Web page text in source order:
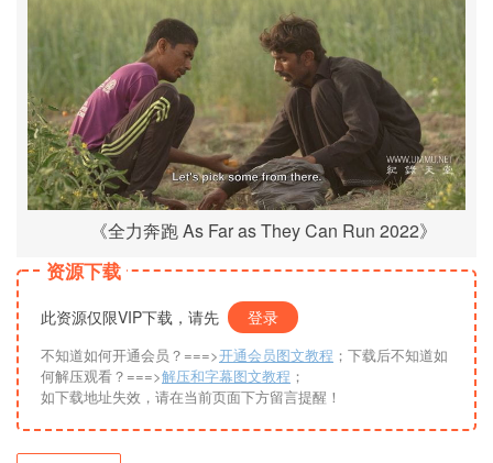
《全力奔跑 As Far as They Can Run 2022》
资源下载
此资源仅限VIP下载，请先 登录
不知道如何开通会员？===>开通会员图文教程 ；下载后不知道如
何解压观看？===>解压和字幕图文教程 ；
如下载地址失效，请在当前页面下方留言提醒！